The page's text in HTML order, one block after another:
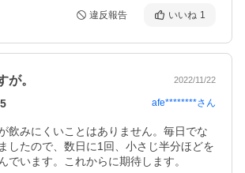
違反報告 いいね 1
が。 2022/11/22
5 afe********さん
飲みにくいことはありません。毎日でな
したので、数日に1回、小さじ半分ほどを
でいます。これからに期待します。